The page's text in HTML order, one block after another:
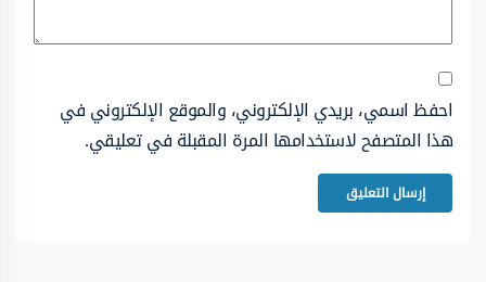
احفظ اسمي، بريدي الإلكتروني، والموقع الإلكتروني في
هذا المتصفح لاستخدامها المرة المقبلة في تعليقي.